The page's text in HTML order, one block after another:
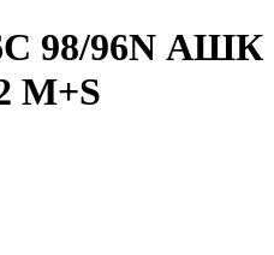
98/96N АШК
M+S